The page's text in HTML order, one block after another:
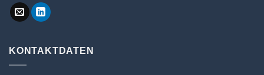
KONTAKTDATEN